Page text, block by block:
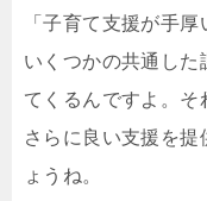
「子育て支援が手
いくつかの共通した
てくるんですよ。そ
さらに良い支援を提
ょうね。